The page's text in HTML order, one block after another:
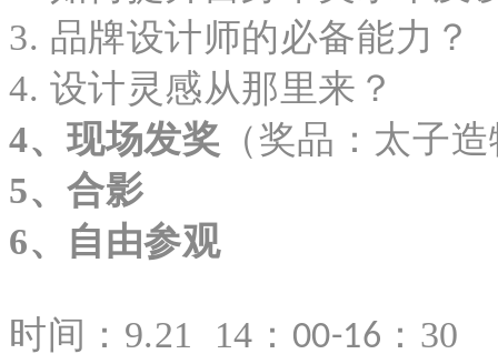
3. 品牌设计师的必备能力？
4. 设计灵感从那里来？
4、现场发奖 （奖品：太子
5、合影
6、自由参观
时间：9.21 14： 00-16 ：30